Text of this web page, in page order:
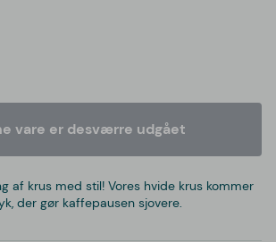
vare er desværre udgået
af krus med stil! Vores hvide krus kommer
der gør kaffepausen sjovere.